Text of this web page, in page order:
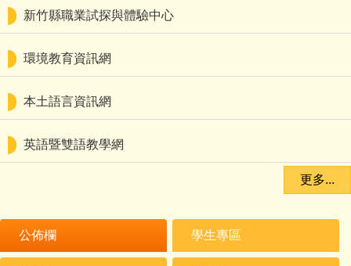
新竹縣職業試探與體驗中心
環境教育資訊網
本土語言資訊網
英語暨雙語教學網
更多...
公佈欄 學生專區